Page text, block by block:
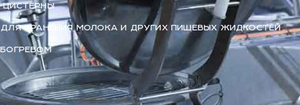
ЦИСТЕРНЫ
ХРАНЕНИЯ МОЛОКА И ДРУГИХ ПИЩЕВЫХ ЖИДКОСТЕЙ